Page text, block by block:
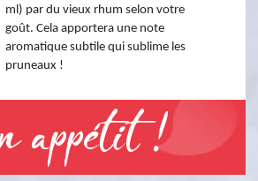
ml) par du vieux rhum selon votre
goût. Cela apportera une note
aromatique subtile qui sublime les
pruneaux !
appétit !